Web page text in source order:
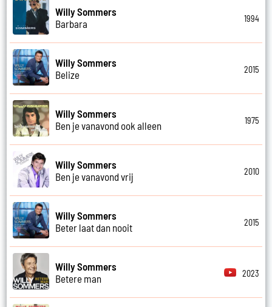
Willy Sommers
Barbara
1994
Willy Sommers
Belize
2015
Willy Sommers
Ben je vanavond ook alleen
1975
Willy Sommers
Ben je vanavond vrij
2010
Willy Sommers
Beter laat dan nooit
2015
Willy Sommers
Betere man
2023